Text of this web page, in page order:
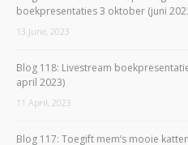
boekpresentaties 3 oktober (juni
13 June, 2023
Blog 118: Livestream
april 2023)
11 April, 2023
Blog 117: Toegift mem’s mooie